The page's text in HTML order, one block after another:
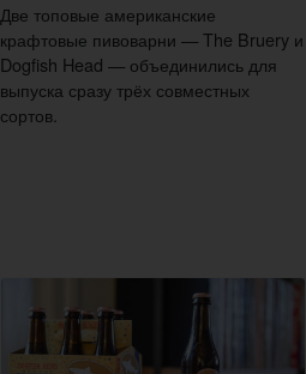
Две топовые американские
крафтовые пивоварни — The Bruery и
Dogfish Head — объединились для
выпуска сразу трёх совместных
сортов.